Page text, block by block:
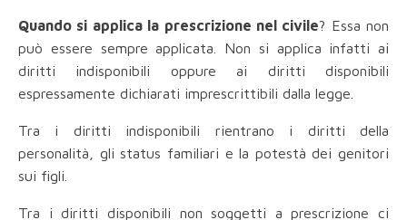
Quando si applica la prescrizione nel civile? Essa non
può essere sempre applicata. Non si applica infatti ai
diritti indisponibili oppure ai diritti disponibili
espressamente dichiarati imprescrittibili dalla legge.
Tra i diritti indisponibili rientrano i diritti della
personalità, gli status familiari e la potestà dei genitori
sui figli.
Tra i diritti disponibili non soggetti a prescrizione ci